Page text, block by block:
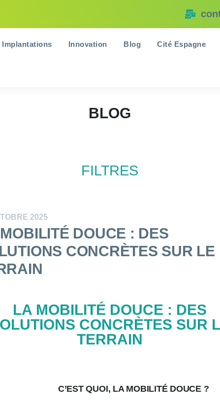
Implantations Innovation Blog Cité Espagne
BLOG
FILTRES
DOUCE : DES
CONCRÈTES SUR LE
2025
LA MOBILITÉ DOUCE : DES
CONCRÈTES SUR
TERRAIN
C’EST QUOI, LA MOBILITÉ DOUCE ?